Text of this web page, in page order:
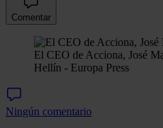
Comentar
El CEO de Acciona, José
Hellín - Europa Press
Ningún comentario